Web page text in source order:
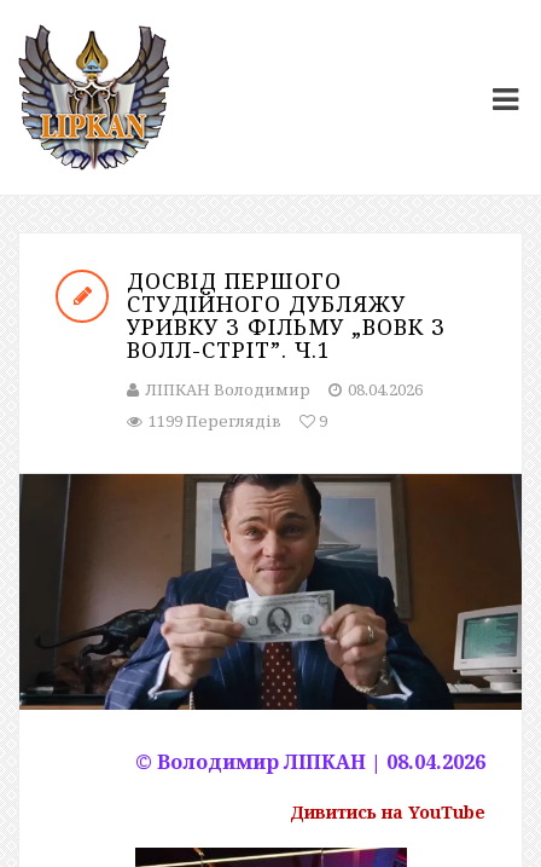
ДОСВІД ПЕРШОГО
СТУДІЙНОГО ДУБЛЯЖУ
УРИВКУ З ФІЛЬМУ „ВОВК З
ВОЛЛ-СТРІТ”. Ч.1
ЛІПКАН Володимир
08.04.2026
1199 Переглядів
9
© Володимир ЛІПКАН | 08.04.2026
Дивитись на YouTube